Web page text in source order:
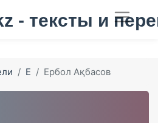
Е Ербол Ақбасов